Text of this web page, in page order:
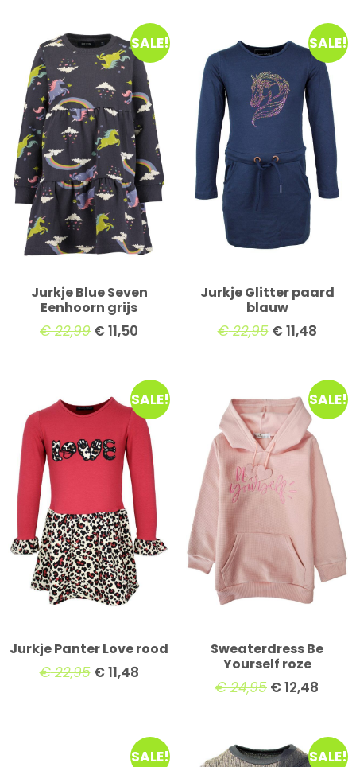
SALE!
Jurkje Blue Seven
Eenhoorn grijs
€22,99 €11,50
SALE!
Jurkje Glitter paard
blauw
€22,95 €11,48
SALE!
Jurkje Panter Love rood
€22,95 €11,48
SALE!
Sweaterdress Be
Yourself roze
€24,95 €12,48
SALE! SALE!